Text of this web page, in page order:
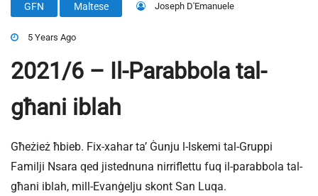
GFN Maltese Joseph D'Emanuele
5 Years Ago
2021/6 – Il-Parabbola tal-
għani iblah
Għeżież ħbieb. Fix-xahar ta’ Ġunju l-Iskemi tal-Gruppi
Familji Nsara qed jistednuna nirriflettu fuq il-parabbola tal-
għani iblah, mill-Evanġelju skont San Luqa.